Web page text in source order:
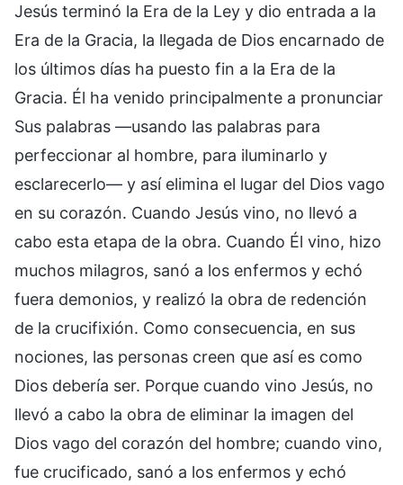
Jesús terminó la Era de la Ley y dio entrada a la
Era de la Gracia, la llegada de Dios encarnado de
los últimos días ha puesto fin a la Era de la
Gracia. Él ha venido principalmente a pronunciar
Sus palabras —usando las palabras para
perfeccionar al hombre, para iluminarlo y
esclarecerlo— y así elimina el lugar del Dios vago
en su corazón. Cuando Jesús vino, no llevó a
cabo esta etapa de la obra. Cuando Él vino, hizo
muchos milagros, sanó a los enfermos y echó
fuera demonios, y realizó la obra de redención
de la crucifixión. Como consecuencia, en sus
nociones, las personas creen que así es como
Dios debería ser. Porque cuando vino Jesús, no
llevó a cabo la obra de eliminar la imagen del
Dios vago del corazón del hombre; cuando vino,
fue crucificado, sanó a los enfermos y echó